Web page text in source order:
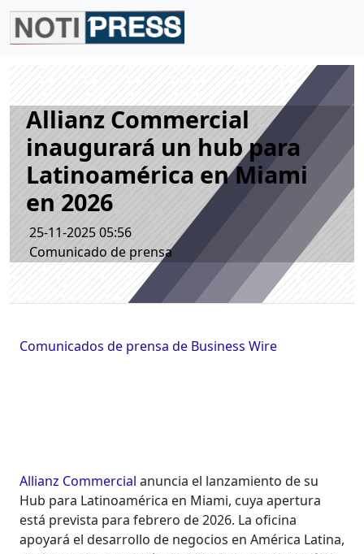
Allianz Commercial
inaugurará un hub para
Latinoamérica en Miami
en 2026
25-11-2025 05:56
Comunicado de prensa
Comunicados de prensa de Business Wire
Allianz Commercial anuncia el lanzamiento de su
Hub para Latinoamérica en Miami, cuya apertura
está prevista para febrero de 2026. La oficina
apoyará el desarrollo de negocios en América Latina,